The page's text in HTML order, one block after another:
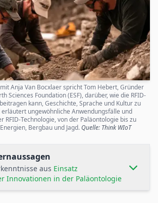
Anja Van Bocxlaer spricht Tom Hebert, Gründer
Sciences Foundation (ESF), darüber, wie die RFID-
kann, Geschichte, Sprache und Kultur zu
erläutert ungewöhnliche Anwendungsfälle und
RFID-Technologie, von der Paläontologie bis zu
Bergbau und Jagd. Quelle: Think WIoT
aus Einsatz
Innovationen in der Paläontologie